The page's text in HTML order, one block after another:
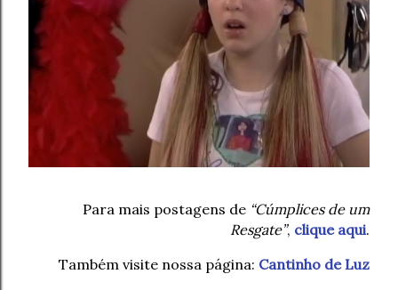
Para mais postagens de “Cúmplices de um
Resgate”, clique aqui.
Também visite nossa página: Cantinho de Luz